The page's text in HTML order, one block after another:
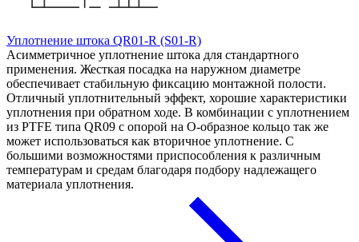
Уплотнение штока QR01-R (S01-R)
Асимметричное уплотнение штока для стандартного
применения. Жесткая посадка на наружном диаметре
обеспечивает стабильную фиксацию монтажной полости.
Отличный уплотнительный эффект, хорошие характеристики
уплотнения при обратном ходе. В комбинации с уплотнением
из PTFE типа QR09 с опорой на О-образное кольцо так же
может использоваться как вторичное уплотнение. С
большими возможностями приспособления к различным
температурам и средам благодаря подбору надлежащего
материала уплотнения.